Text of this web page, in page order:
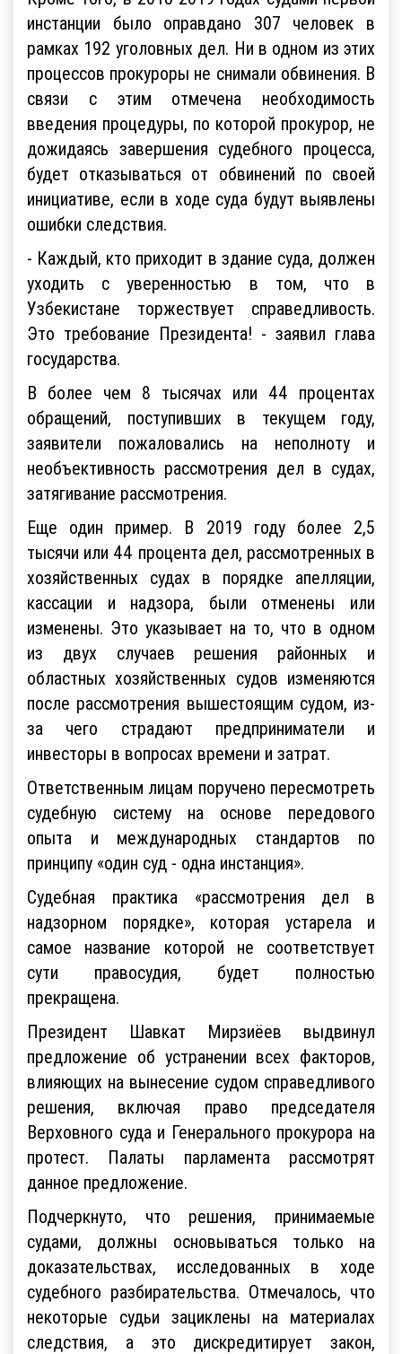
инстанции было оправдано 307 человек в
рамках 192 уголовных дел. Ни в одном из этих
процессов прокуроры не снимали обвинения. В
связи с этим отмечена необходимость
введения процедуры, по которой прокурор, не
дожидаясь завершения судебного процесса,
будет отказываться от обвинений по своей
инициативе, если в ходе суда будут выявлены
ошибки следствия.
- Каждый, кто приходит в здание суда, должен
уходить с уверенностью в том, что в
Узбекистане торжествует справедливость.
Это требование Президента! - заявил глава
государства.
В более чем 8 тысячах или 44 процентах
обращений, поступивших в текущем году,
заявители пожаловались на неполноту и
необъективность рассмотрения дел в судах,
затягивание рассмотрения.
Еще один пример. В 2019 году более 2,5
тысячи или 44 процента дел, рассмотренных в
хозяйственных судах в порядке апелляции,
кассации и надзора, были отменены или
изменены. Это указывает на то, что в одном
из двух случаев решения районных и
областных хозяйственных судов изменяются
после рассмотрения вышестоящим судом, из-
за чего страдают предприниматели и
инвесторы в вопросах времени и затрат.
Ответственным лицам поручено пересмотреть
судебную систему на основе передового
опыта и международных стандартов по
принципу «один суд - одна инстанция».
Судебная практика «рассмотрения дел в
надзорном порядке», которая устарела и
самое название которой не соответствует
сути правосудия, будет полностью
прекращена.
Президент Шавкат Мирзиёев выдвинул
предложение об устранении всех факторов,
влияющих на вынесение судом справедливого
решения, включая право председателя
Верховного суда и Генерального прокурора на
протест. Палаты парламента рассмотрят
данное предложение.
Подчеркнуто, что решения, принимаемые
судами, должны основываться только на
доказательствах, исследованных в ходе
судебного разбирательства. Отмечалось, что
некоторые судьи зациклены на материалах
следствия, а это дискредитирует закон,